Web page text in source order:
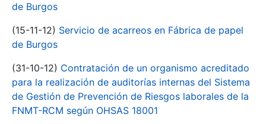
de Burgos
(15-11-12) Servicio de acarreos en Fábrica de papel
de Burgos
(31-10-12) Contratación de un organismo acreditado
para la realización de auditorías internas del Sistema
de Gestión de Prevención de Riesgos laborales de la
FNMT-RCM según OHSAS 18001